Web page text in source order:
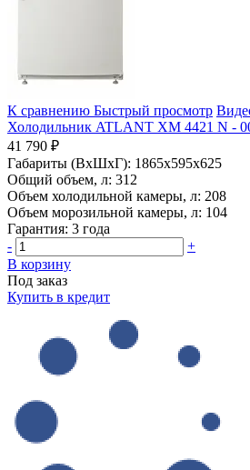
К сравнению Быстрый просмотр
Холодильник ATLANT ХМ 4421 N -
41 790 ₽
Габариты (ВхШхГ): 1865x595x625
Общий объем, л: 312
Объем холодильной камеры, л: 208
Объем морозильной камеры, л: 104
Гарантия: 3 года
-
+
В корзину
Под заказ
Купить в кредит